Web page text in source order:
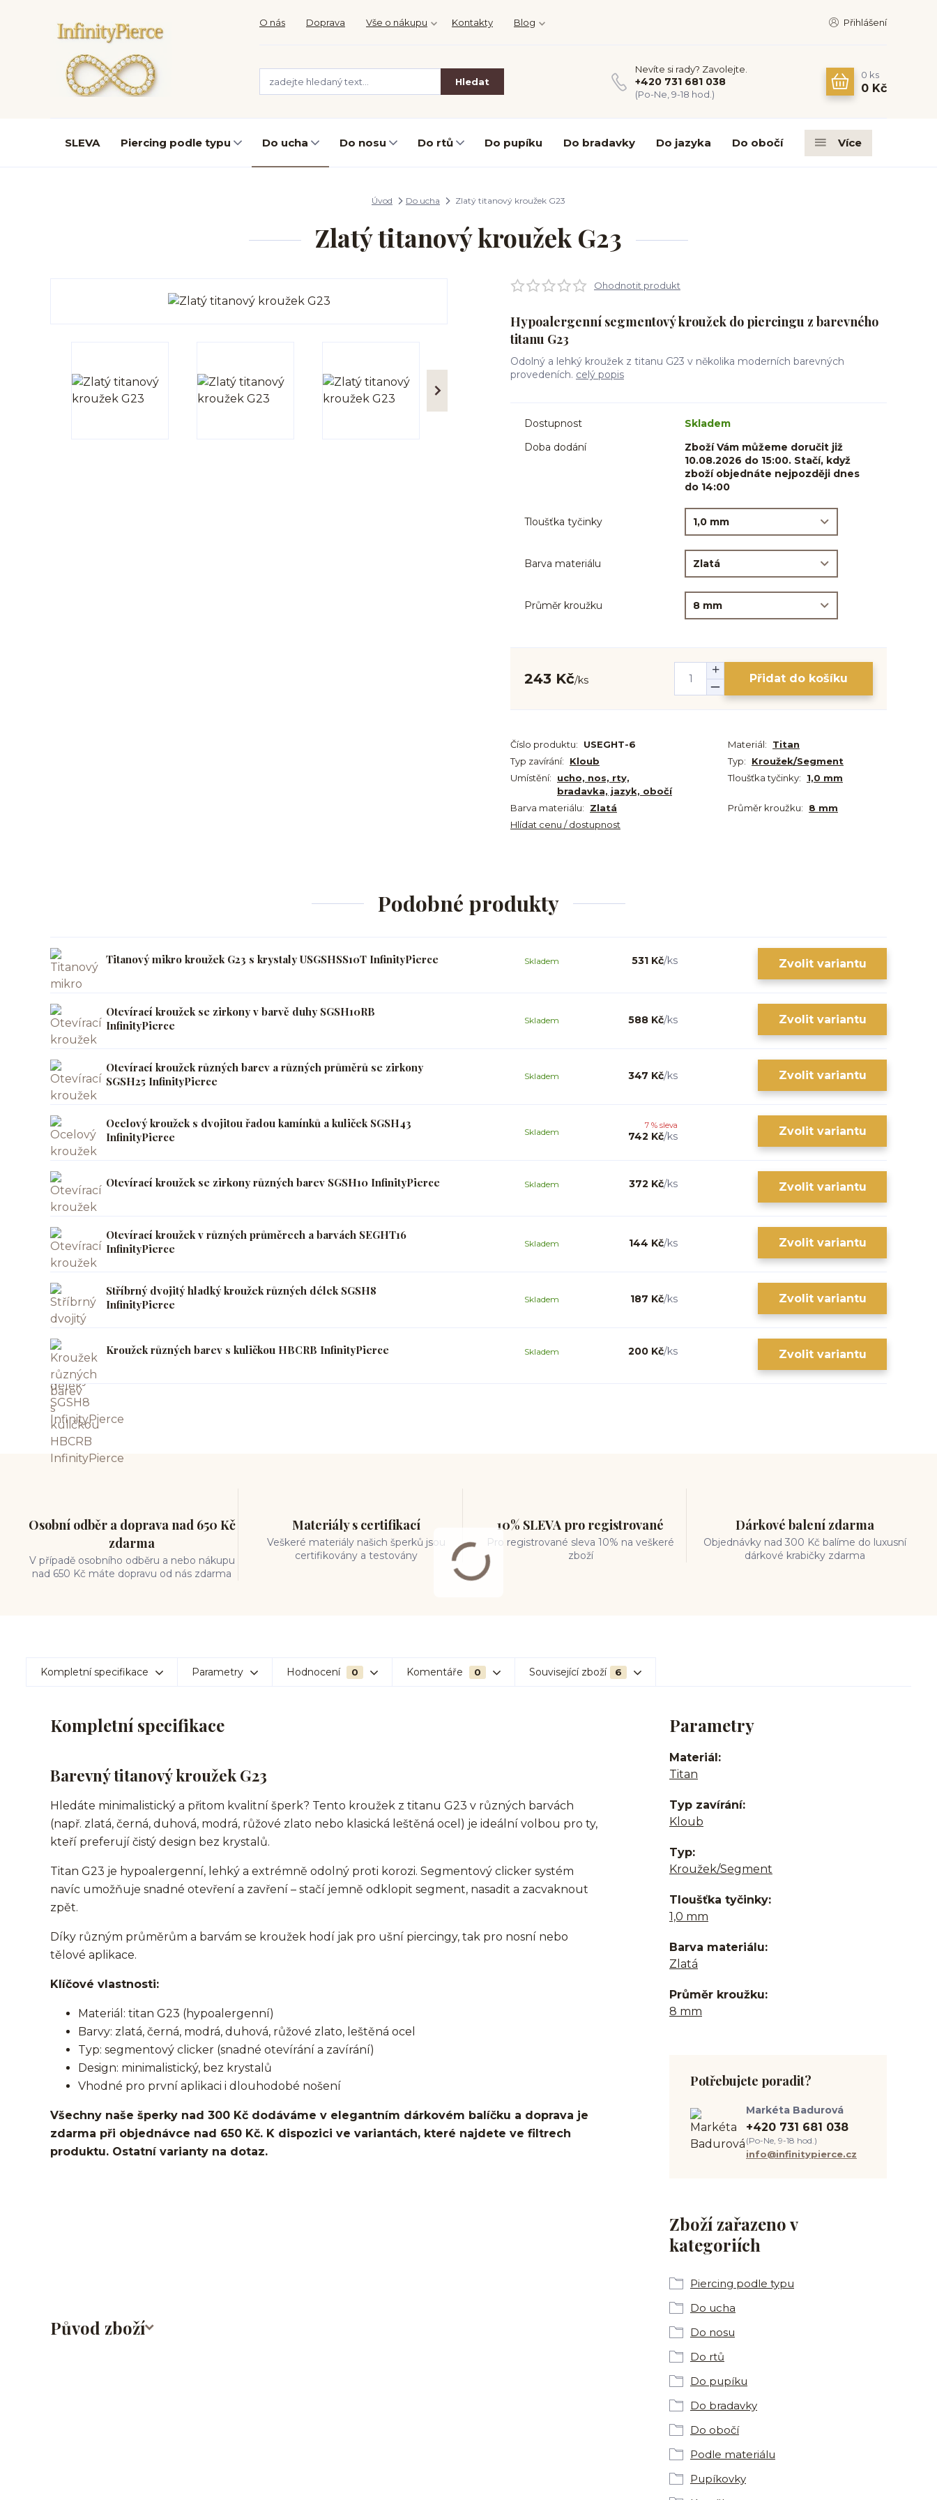
O nás Doprava Vše o nákupu Kontakty Blog Přihlášení
Hledat
Nevíte si rady? Zavolejte.
+420 731 681 038
(Po-Ne, 9-18 hod.)
0 ks
0 Kč
SLEVA Piercing podle typu Do ucha Do nosu Do rtů Do pupíku Do bradavky Do jazyka Do obočí Více
Úvod Do ucha Zlatý titanový kroužek G23
Zlatý titanový kroužek G23
Ohodnotit produkt
Hypoalergenní segmentový kroužek do piercingu z barevného
titanu G23
Odolný a lehký kroužek z titanu G23 v několika moderních barevných
provedeních. celý popis
Dostupnost
Skladem
Doba dodání
Zboží Vám můžeme doručit již
10.08.2026 do 15:00. Stačí, když
zboží objednáte nejpozději dnes
do 14:00
Tloušťka tyčinky
Barva materiálu
Průměr kroužku
243 Kč/ks Přidat do košíku
Číslo produktu: USEGHT-6 Materiál:
Titan
Typ zavírání:
Kloub Typ:
Kroužek/Segment
Umístění:
ucho, nos, rty,
bradavka, jazyk, obočí
Tloušťka tyčinky: 1,0 mm
Barva materiálu: Zlatá Průměr kroužku:
8 mm
Hlídat cenu / dostupnost
Podobné produkty
Titanový mikro kroužek G23 s krystaly USGSHSS10T InfinityPierce 531 Kč/ks
Skladem Zvolit variantu
Otevírací kroužek se zirkony v barvě duhy SGSH10RB
InfinityPierce
588 Kč/ks
Skladem Zvolit variantu
Otevírací kroužek různých barev a různých průměrů se zirkony
SGSH25 InfinityPierce
347 Kč/ks
Skladem Zvolit variantu
Ocelový kroužek s dvojitou řadou kamínků a kuliček SGSH43
InfinityPierce
7 % sleva
742 Kč/ks
Skladem Zvolit variantu
Otevírací kroužek se zirkony různých barev SGSH10 InfinityPierce 372 Kč/ks
Skladem Zvolit variantu
Otevírací kroužek v různých průměrech a barvách SEGHT16
InfinityPierce
144 Kč/ks
Skladem Zvolit variantu
Stříbrný dvojitý hladký kroužek různých délek SGSH8
InfinityPierce
187 Kč/ks
Skladem Zvolit variantu
Kroužek různých barev s kuličkou HBCRB InfinityPierce 200 Kč/ks
Skladem Zvolit variantu
Osobní odběr a doprava nad 650 Kč
zdarma
V případě osobního odběru a nebo nákupu
nad 650 Kč máte dopravu od nás zdarma
Materiály s certifikací
Veškeré materiály našich šperků jsou
certifikovány a testovány
10% SLEVA pro registrované
Pro registrované sleva 10% na veškeré
zboží
Dárkové balení zdarma
Objednávky nad 300 Kč balíme do luxusní
dárkové krabičky zdarma
Kompletní specifikace Parametry Hodnocení 0 Komentáře 0 Související zboží 6
Kompletní specifikace
Barevný titanový kroužek G23
Hledáte minimalistický a přitom kvalitní šperk? Tento kroužek z titanu G23 v různých barvách
(např. zlatá, černá, duhová, modrá, růžové zlato nebo klasická leštěná ocel) je ideální volbou pro ty,
kteří preferují čistý design bez krystalů.
Titan G23 je hypoalergenní, lehký a extrémně odolný proti korozi. Segmentový clicker systém
navíc umožňuje snadné otevření a zavření – stačí jemně odklopit segment, nasadit a zacvaknout
zpět.
Díky různým průměrům a barvám se kroužek hodí jak pro ušní piercingy, tak pro nosní nebo
tělové aplikace.
Klíčové vlastnosti:
Materiál: titan G23 (hypoalergenní)
Barvy: zlatá, černá, modrá, duhová, růžové zlato, leštěná ocel
Typ: segmentový clicker (snadné otevírání a zavírání)
Design: minimalistický, bez krystalů
Vhodné pro první aplikaci i dlouhodobé nošení
Všechny naše šperky nad 300 Kč dodáváme v elegantním dárkovém balíčku a doprava je
zdarma při objednávce nad 650 Kč. K dispozici ve variantách, které najdete ve filtrech
produktu. Ostatní varianty na dotaz.
Původ zboží
Parametry
Materiál
Titan
Typ zavírání
Kloub
Typ
Kroužek/Segment
Tloušťka tyčinky
1,0 mm
Barva materiálu
Zlatá
Průměr kroužku
8 mm
Zboží zařazeno v
kategoriích
Piercing podle typu
Do ucha
Do nosu
Do rtů
Do pupíku
Do bradavky
Do obočí
Podle materiálu
Pupíkovky
Potřebujete poradit?
Markéta Badurová
+420 731 681 038
(Po-Ne, 9-18 hod.)
info@infinitypierce.cz